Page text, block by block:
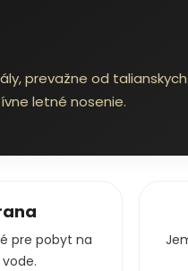
prevažne od
letné nosenie.
pre pobyt na